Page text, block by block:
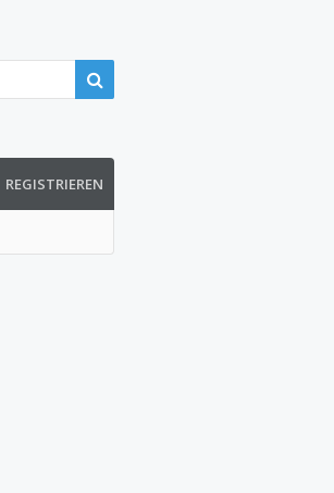
REGISTRIEREN